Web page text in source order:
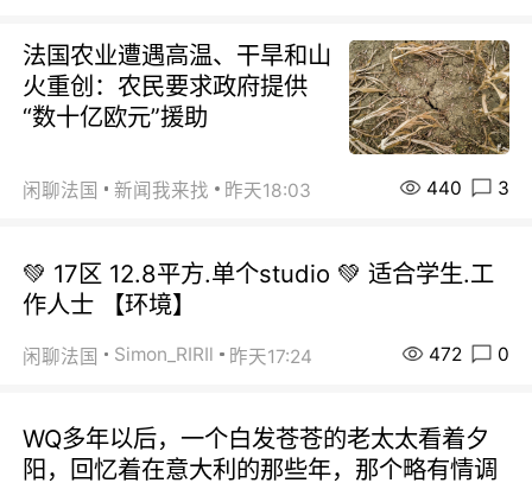
法国农业遭遇高温、干旱和山
火重创：农民要求政府提供
“数十亿欧元”援助
闲聊法国 新闻我来找 昨天18:03 440 3
💚 17区 12.8平方.单个studio 💚 适合学生.工
作人士 【环境】
闲聊法国 Simon_RIRIl 昨天17:24 472 0
WQ多年以后，一个白发苍苍的老太太看着夕
阳，回忆着在意大利的那些年，那个略有情调